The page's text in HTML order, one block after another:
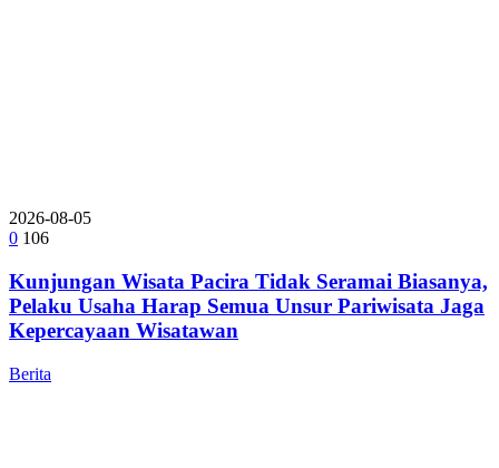
2026-08-05
0 106
Kunjungan Wisata Pacira Tidak Seramai Biasanya,
Pelaku Usaha Harap Semua Unsur Pariwisata Jaga
Kepercayaan Wisatawan
Berita